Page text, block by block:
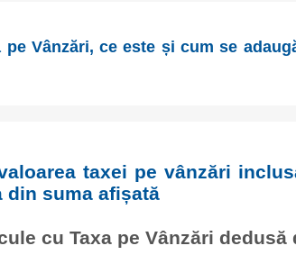
pe Vânzări, ce este și cum se
taxei pe vânzări
din suma afișată
cu Taxa pe Vânzări